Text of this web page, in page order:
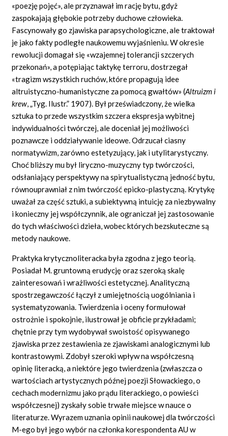
«poezję pojęć», ale przyznawał im rację bytu, gdyż
zaspokajają głębokie potrzeby duchowe człowieka.
Fascynowały go zjawiska parapsychologiczne, ale traktował
je jako fakty podległe naukowemu wyjaśnieniu. W okresie
rewolucji domagał się «wzajemnej tolerancji szczerych
przekonań», a potępiając taktykę terroru, dostrzegał
«tragizmwszystkich ruchów, które propagują idee
altruistyczno-humanistyczne za pomocągwałtów»(Altruizm i
krew,„Tyg. Ilustr.” 1907). Był przeświadczony, że wielka
sztuka to przede wszystkim szczera ekspresja wybitnej
indywidualności twórczej, ale doceniał jej możliwości
poznawcze i oddziaływanie ideowe. Odrzucał ciasny
normatywizm, zarówno estetyzujący, jak i utylitarystyczny.
Choć bliższy mu był liryczno-muzyczny typ twórczości,
odsłaniający perspektywy na spirytualistyczną jedność bytu,
równouprawniał z nim twórczość epicko-plastyczną. Krytykę
uważał za część sztuki, a subiektywną intuicję za niezbywalny
i konieczny jej współczynnik, ale ograniczał jej zastosowanie
do tych właściwości dzieła, wobec których bezskuteczne są
metody naukowe.
Praktyka krytycznoliteracka była zgodna z jego teorią.
Posiadał M. gruntowną erudycję oraz szeroką skalę
zainteresowań i wrażliwości estetycznej. Analityczną
spostrzegawczość łączył z umiejętnością uogólniania i
systematyzowania. Twierdzenia i oceny formułował
ostrożnie i spokojnie, ilustrował je obficie przykładami;
chętnie przy tym wydobywał swoistość opisywanego
zjawiska przez zestawienia ze zjawiskami analogicznymi lub
kontrastowymi. Zdobył szeroki wpływ na współczesną
opinię literacką, a niektóre jego twierdzenia (zwłaszcza o
wartościach artystycznych późnej poezji Słowackiego, o
cechach modernizmu jako prądu literackiego, o powieści
współczesnej) zyskały sobie trwałe miejsce w nauce o
literaturze. Wyrazem uznania opinii naukowej dla twórczości
M-ego był jego wybór na członka korespondenta AU w